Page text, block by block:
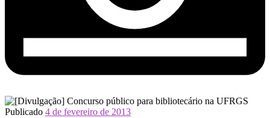
Publicado 4 de fevereiro de 2013